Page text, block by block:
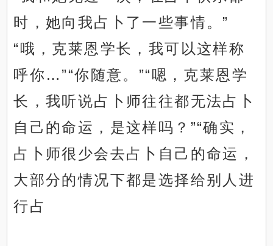
时，她向我占卜了一些事情。”
“哦，克莱恩学长，我可以这样称
呼你…”“你随意。”“嗯，克莱恩学
长，我听说占卜师往往都无法占卜
自己的命运，是这样吗？”“确实，
占卜师很少会去占卜自己的命运，
大部分的情况下都是选择给别人进
行占